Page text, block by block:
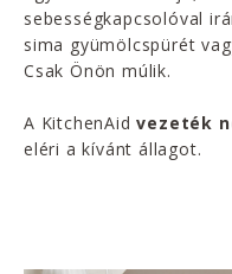
sebességkapcsolóval
sima gyümölcspürét
Csak Önön múlik.
A KitchenAidvezeték
eléri a kívánt állagot.